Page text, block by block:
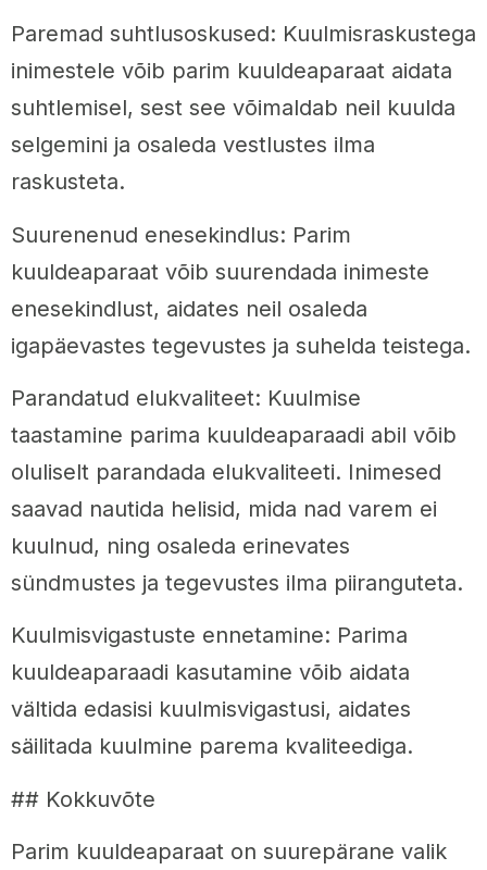
Paremad suhtlusoskused: Kuulmisraskustega
inimestele võib parim kuuldeaparaat aidata
suhtlemisel, sest see võimaldab neil kuulda
selgemini ja osaleda vestlustes ilma
raskusteta.
Suurenenud enesekindlus: Parim
kuuldeaparaat võib suurendada inimeste
enesekindlust, aidates neil osaleda
igapäevastes tegevustes ja suhelda teistega.
Parandatud elukvaliteet: Kuulmise
taastamine parima kuuldeaparaadi abil võib
oluliselt parandada elukvaliteeti. Inimesed
saavad nautida helisid, mida nad varem ei
kuulnud, ning osaleda erinevates
sündmustes ja tegevustes ilma piiranguteta.
Kuulmisvigastuste ennetamine: Parima
kuuldeaparaadi kasutamine võib aidata
vältida edasisi kuulmisvigastusi, aidates
säilitada kuulmine parema kvaliteediga.
## Kokkuvõte
Parim kuuldeaparaat on suurepärane valik